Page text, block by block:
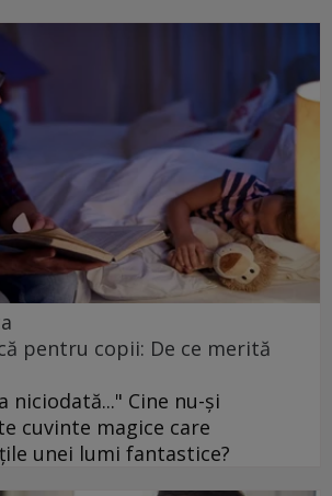
pentru copii: De ce merită
niciodată..." Cine nu-și
cuvinte magice care
unei lumi fantastice?